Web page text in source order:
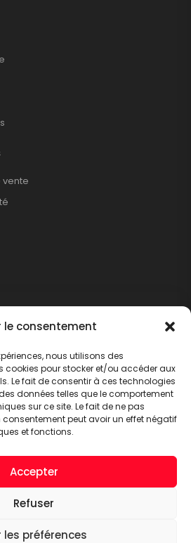
le consentement
nous utilisons des
cookies pour stocker et/ou accéder aux
Le fait de consentir à ces technologies
données telles que le comportement
sur ce site. Le fait de ne pas
consentement peut avoir un effet négatif
et fonctions.
Accepter
Refuser
les préférences
vente